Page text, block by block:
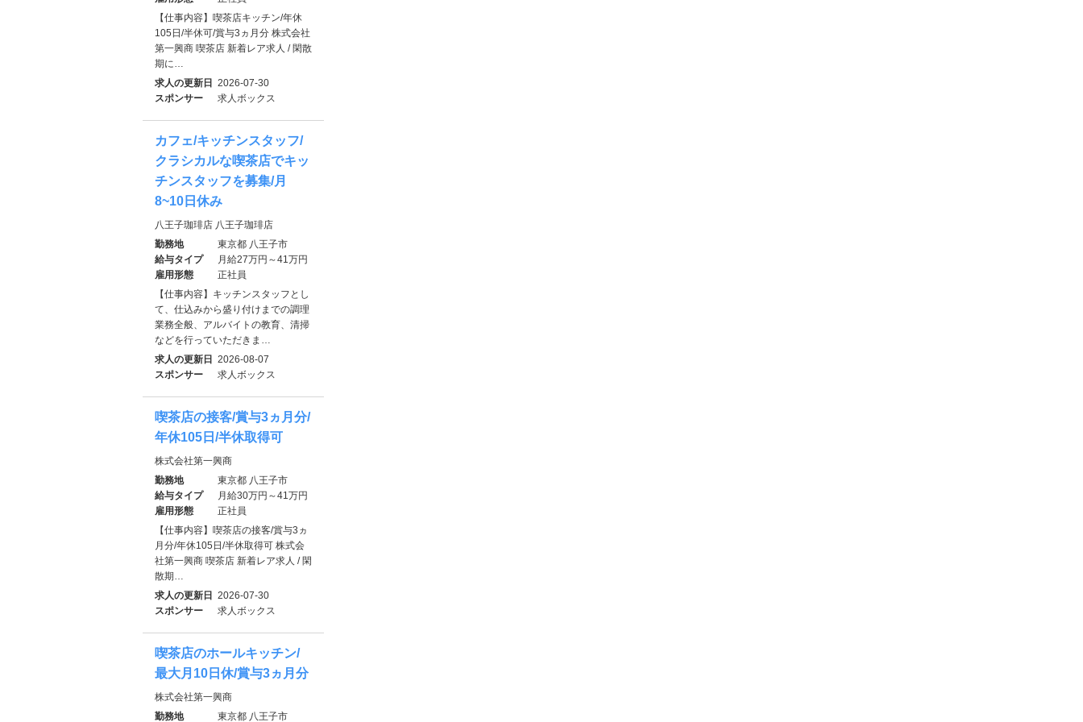
【仕事内容】喫茶店キッチン/年休
105日/半休可/賞与3ヵ月分 株式会社
第一興商 喫茶店 新着レア求人 / 閑散
期に…
求人の更新日
2026-07-30
スポンサー
求人ボックス
カフェ/キッチンスタッフ/
クラシカルな喫茶店でキッ
チンスタッフを募集/月
8~10日休み
八王子珈琲店 八王子珈琲店
勤務地
東京都 八王子市
給与タイプ
月給27万円～41万円
雇用形態
正社員
【仕事内容】キッチンスタッフとし
て、仕込みから盛り付けまでの調理
業務全般、アルバイトの教育、清掃
などを行っていただきま…
求人の更新日
2026-08-07
スポンサー
求人ボックス
喫茶店の接客/賞与3ヵ月分/
年休105日/半休取得可
株式会社第一興商
勤務地
東京都 八王子市
給与タイプ
月給30万円～41万円
雇用形態
正社員
【仕事内容】喫茶店の接客/賞与3ヵ
月分/年休105日/半休取得可 株式会
社第一興商 喫茶店 新着レア求人 / 閑
散期…
求人の更新日
2026-07-30
スポンサー
求人ボックス
喫茶店のホールキッチン/
最大月10日休/賞与3ヵ月分
株式会社第一興商
勤務地
東京都 八王子市